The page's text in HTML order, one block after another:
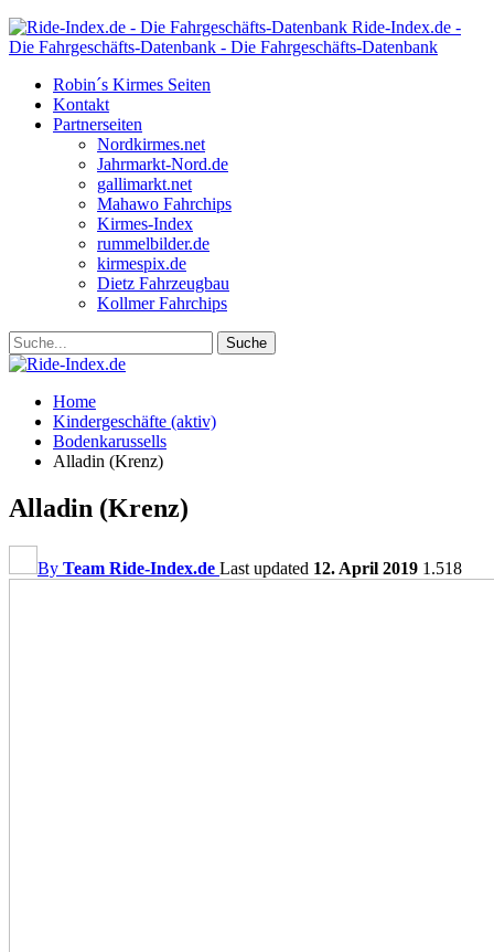
Ride-Index.de -
Die Fahrgeschäfts-Datenbank - Die Fahrgeschäfts-Datenbank
Robin´s Kirmes Seiten
Kontakt
Partnerseiten
Nordkirmes.net
Jahrmarkt-Nord.de
gallimarkt.net
Mahawo Fahrchips
Kirmes-Index
rummelbilder.de
kirmespix.de
Dietz Fahrzeugbau
Kollmer Fahrchips
Home
Kindergeschäfte (aktiv)
Bodenkarussells
Alladin (Krenz)
Alladin (Krenz)
By Team Ride-Index.de Last updated 12. April 2019 1.518